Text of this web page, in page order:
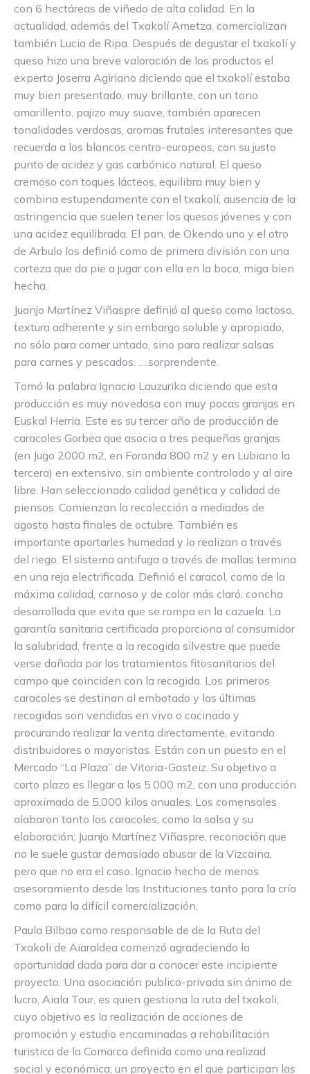
con 6 hectáreas de viñedo de alta calidad. En la
actualidad, además del Txakolí Ametza, comercializan
también Lucia de Ripa. Después de degustar el txakolí y
queso hizo una breve valoración de los productos el
experto Joserra Agiriano diciendo que el txakolí estaba
muy bien presentado, muy brillante, con un tono
amarillento, pajizo muy suave, también aparecen
tonalidades verdosas, aromas frutales interesantes que
recuerda a los blancos centro-europeos, con su justo
punto de acidez y gas carbónico natural. El queso
cremoso con toques lácteos, equilibra muy bien y
combina estupendamente con el txakolí, ausencia de la
astringencia que suelen tener los quesos jóvenes y con
una acidez equilibrada. El pan, de Okendo uno y el otro
de Arbulo los definió como de primera división con una
corteza que da pie a jugar con ella en la boca, miga bien
hecha.
Juanjo Martínez Viñaspre definió al queso como lactoso,
textura adherente y sin embargo soluble y apropiado,
no sólo para comer untado, sino para realizar salsas
para carnes y pescados. ….sorprendente.
Tomó la palabra Ignacio Lauzurika diciendo que esta
producción es muy novedosa con muy pocas granjas en
Euskal Herria. Este es su tercer año de producción de
caracoles Gorbea que asocia a tres pequeñas granjas
(en Jugo 2000 m2, en Foronda 800 m2 y en Lubiano la
tercera) en extensivo, sin ambiente controlado y al aire
libre. Han seleccionado calidad genética y calidad de
piensos. Comienzan la recolección a mediados de
agosto hasta finales de octubre. También es
importante aportarles humedad y lo realizan a través
del riego. El sistema antifuga a través de mallas termina
en una reja electrificada. Definió el caracol, como de la
máxima calidad, carnoso y de color más claró, concha
desarrollada que evita que se rompa en la cazuela. La
garantía sanitaria certificada proporciona al consumidor
la salubridad, frente a la recogida silvestre que puede
verse dañada por los tratamientos fitosanitarios del
campo que coinciden con la recogida. Los primeros
caracoles se destinan al embotado y las últimas
recogidas son vendidas en vivo o cocinado y
procurando realizar la venta directamente, evitando
distribuidores o mayoristas. Están con un puesto en el
Mercado “La Plaza” de Vitoria-Gasteiz. Su objetivo a
corto plazo es llegar a los 5.000 m2, con una producción
aproximada de 5.000 kilos anuales. Los comensales
alabaron tanto los caracoles, como la salsa y su
elaboración; Juanjo Martínez Viñaspre, reconoción que
no le suele gustar demasiado abusar de la Vizcaina,
pero que no era el caso. Ignacio hecho de menos
asesoramiento desde las Instituciones tanto para la cría
como para la difícil comercialización.
Paula Bilbao como responsable de de la Ruta del
Txakoli de Aiaraldea comenzó agradeciendo la
oportunidad dada para dar a conocer este incipiente
proyecto. Una asociación publico-privada sin ánimo de
lucro, Aiala Tour, es quien gestiona la ruta del txakoli,
cuyo objetivo es la realización de acciones de
promoción y estudio encaminadas a rehabilitación
turistica de la Comarca definida como una realizad
social y económica; un proyecto en el que participan las